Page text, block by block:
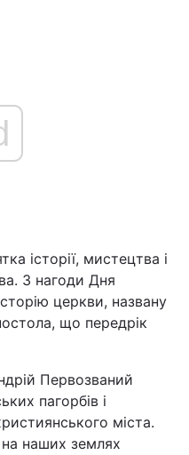
історії, мистецтва і
З нагоди Дня
церкви, названу
що передрік
Первозваний
пагорбів і
міста.
наших землях